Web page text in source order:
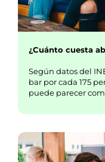
¿Cuánto cuesta
Según datos del
bar por cada 175
puede parecer